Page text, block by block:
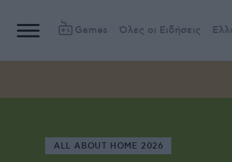
Games Όλες οι Ειδήσεις
ALL ABOUT HOME 2026